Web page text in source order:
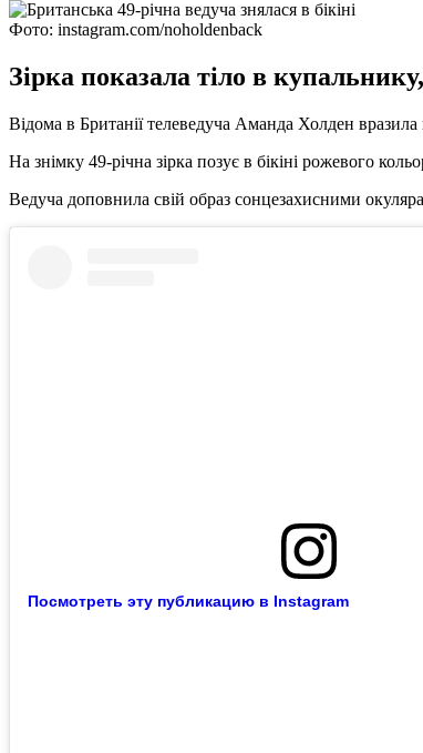
Фото: instagram.com/noholdenback
Зірка показала тіло в
Відома в Британії телеведуча Аманда Холден вразила
На знімку 49-річна зірка позує в бікіні рожевого
Ведуча доповнила свій образ сонцезахисними
Посмотреть эту публикацию в Instagram